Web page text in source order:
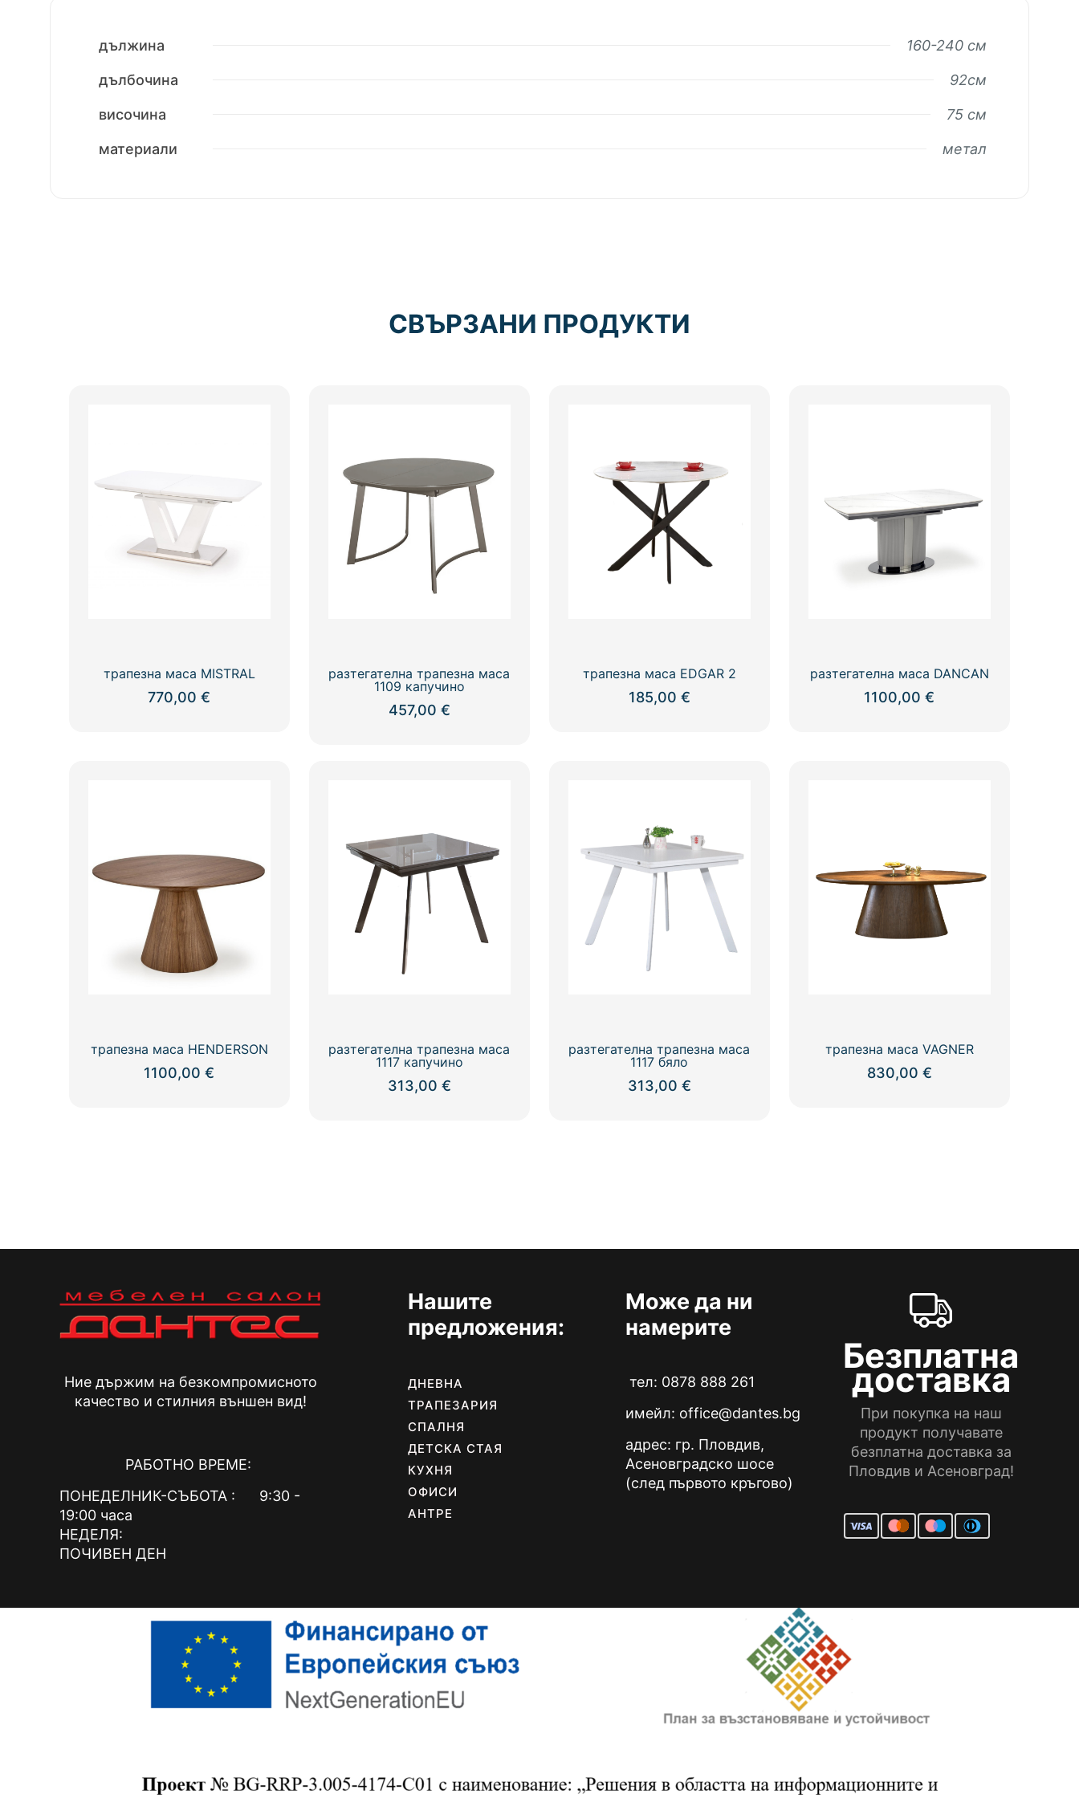
дължина 160-240 см
дълбочина 92см
височина 75 см
материали метал
СВЪРЗАНИ ПРОДУКТИ
трапезна маса MISTRAL
770,00€
разтегателна трапезна маса
1109 капучино
457,00 €
трапезна маса EDGAR 2
185,00 €
разтегателна маса DANCAN
1100,00€
трапезна маса HENDERSON
1100,00€
разтегателна трапезна маса
1117 капучино
313,00 €
разтегателна трапезна маса
1117 бяло
313,00 €
трапезна маса VAGNER
830,00 €
Ние държим на безкомпромисното
качество и стилния външен вид!
РАБОТНО ВРЕМЕ:
ПОНЕДЕЛНИК-СЪБОТА : 9:30 -
19:00 часа
НЕДЕЛЯ:
ПОЧИВЕН ДЕН
Нашите
предложения:
ДНЕВНА
ТРАПЕЗАРИЯ
СПАЛНЯ
ДЕТСКА СТАЯ
КУХНЯ
ОФИСИ
АНТРЕ
Може да ни
намерите
тел: 0878 888 261
имейл: office@dantes.bg
адрес: гр. Пловдив,
Асеновградско шосе
(след първото кръгово)
Безплатна
доставка
При покупка на наш
продукт получавате
безплатна доставка за
Пловдив и Асеновград!